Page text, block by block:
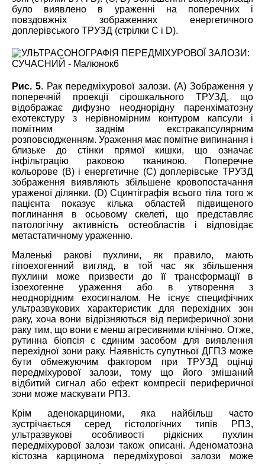
було виявлено в ураженні на поперечних і
повздовжніх зображеннях енергетичного
доплерівського ТРУЗД (стрілки C і D).
Рис. 5. Рак передміхурової залози. (А) Зображення у
поперечній проекції сірошкального ТРУЗД, що
відображає дифузно неоднорідну паренхіматозну
ехотекстуру з нерівномірним контуром капсули і
помітним заднім екстракапсулярним
розповсюдженням. Ураження має помітне випинання і
близьке до стінки прямої кишки, що означає
інфільтрацію раковою тканиною. Поперечне
кольорове (B) і енергетичне (С) доплерівське ТРУЗД
зображення виявляють збільшене кровопостачання
ураженої ділянки. (D) Сцинтіграфія всього тіла того ж
пацієнта показує кілька областей підвищеного
поглинання в осьовому скелеті, що представляє
патологічну активність остеобластів і відповідає
метастатичному ураженню.
Маленькі ракові пухлини, як правило, мають
гіпоехогенний вигляд, в той час як збільшення
пухлини може призвести до її трансформації в
ізоехогенне ураження або в утворення з
неоднорідним ехосигналом. Не існує специфічних
ультразвукових характеристик для перехідних зон
раку, хоча вони відрізняються від периферичної зони
раку тим, що вони є менш агресивними клінічно. Отже,
рутинна біопсія є єдиним засобом для виявлення
перехідної зони раку. Наявність супутньої ДГПЗ може
бути обмежуючим фактором при ТРУЗД оцінці
передміхурової залози, тому що його змішаний
відбитий сигнал або ефект компресії периферичної
зони може маскувати РПЗ.
Крім аденокарциноми, яка найбільш часто
зустрічається серед гістологічних типів РПЗ,
ультразвукові особливості рідкісних пухлин
передміхурової залози також описані. Аденоматозна
кістозна карцинома передміхурової залози може